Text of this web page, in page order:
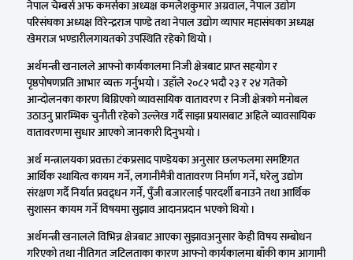
नेपाल चेम्बर्स अफ कमर्सका अध्यक्ष कमलेशकुमार अग्रवाल, नेपाल उद्योग
परिसंघका अध्यक्ष विरेन्द्रराज पाण्डे तथा नेपाल उद्योग व्यापार महासंघका अध्यक्ष
खेमराज भण्डारीलगायतको उपस्थिति रहेको थियो ।
अर्थमन्त्री खनालले आफ्नो कार्यकालमा निजी क्षेत्रबाट प्राप्त सहयोग र
पृष्ठपोषणप्रति आभार व्यक्त गर्नुभयो । उहाँले २०८२ भदौ २३ र २४ गतेको
आन्दोलनका कारण बिग्रिएको व्यावसायिक वातावरण र निजी क्षेत्रको मनोबल
उठाउनु प्रारम्भिक चुनौती रहेको उल्लेख गर्दै साझा प्रयासबाट अहिले व्यावसायिक
वातावरणमा सुधार आएको जानकारी दिनुभयो ।
अर्थ मन्त्रालयका प्रवक्ता टंकप्रसाद पाण्डेयका अनुसार छलफलमा समष्टिगत
आर्थिक स्थायित्व कायम गर्ने, लगानीमैत्री वातावरण निर्माण गर्ने, घरेलु उद्योग
संरक्षण गर्दै निर्यात प्रवद्र्धन गर्ने, पुँजी बजारलाई पारदर्शी बनाउने तथा आर्थिक
सुशासन कायम गर्ने विषयमा सुझाव आदानप्रदान भएको थियो ।
अर्थमन्त्री खनालले विभिन्न क्षेत्रबाट आएका सुझावअनुसार केही विषय सम्बोधन
गरिएको तथा नीतिगत जटिलताका कारण आफ्नो कार्यकालमा बाँकी काम आगामी